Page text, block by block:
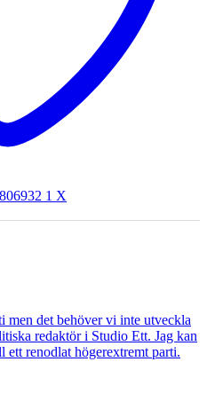
1 X
men det behöver vi inte utveckla
redaktör i Studio Ett. Jag kan
ett renodlat högerextremt parti.